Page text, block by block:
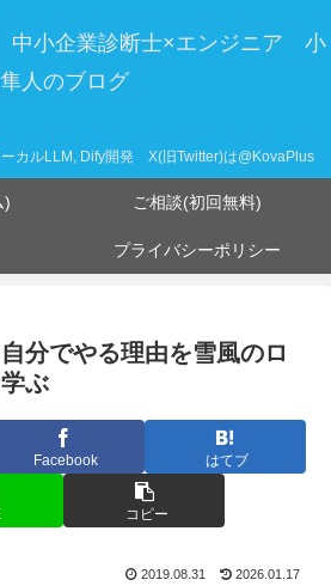
中小企業診断士×エンジニア 小
人のブログ
カルLLM, Dify開発 X(旧Twitter)は@KovaPlus
) ご相談(初回無料)
プライバシーポリシー
分でやる理由を雪風のロ
ぶ
Facebook はてブ
コピー
2019.08.31 2026.01.17